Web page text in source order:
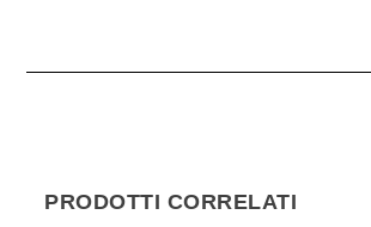
PRODOTTI CORRELATI